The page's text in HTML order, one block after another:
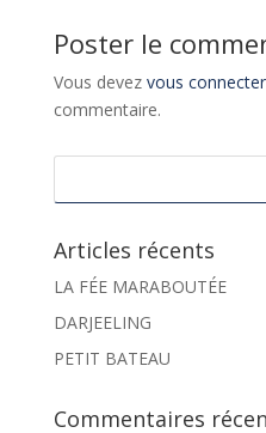
Poster le
Vous devez vous connecter
commentaire.
Articles récents
LA FÉE MARABOUTÉE
DARJEELING
PETIT BATEAU
Commentaires